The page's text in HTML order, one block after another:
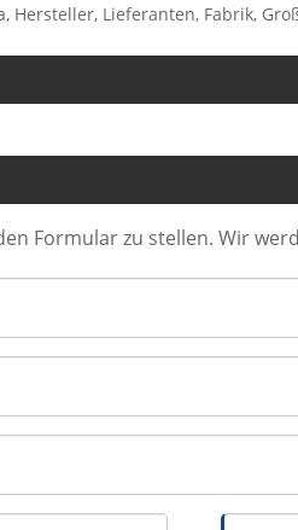
Hersteller, Lieferanten, Fabrik,
Formular zu stellen. Wir